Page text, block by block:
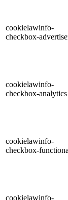
cookielawinfo-
checkbox-
cookielawinfo-
checkbox-analytics
cookielawinfo-
checkbox-
cookielawinfo-